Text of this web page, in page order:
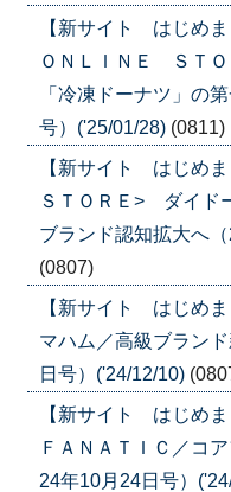
【新サイト はじめ
ＯＮＬＩＮＥ ＳＴ
「冷凍ドーナツ」の
号）('25/01/28) (0811)
【新サイト はじめ
ＳＴＯＲＥ> ダイド
ブランド認知拡大へ
(0807)
【新サイト はじめ
マハム／高級ブラン
日号）('24/12/10)
【新サイト はじめ
ＦＡＮＡＴＩＣ／コ
24年10月24日号）